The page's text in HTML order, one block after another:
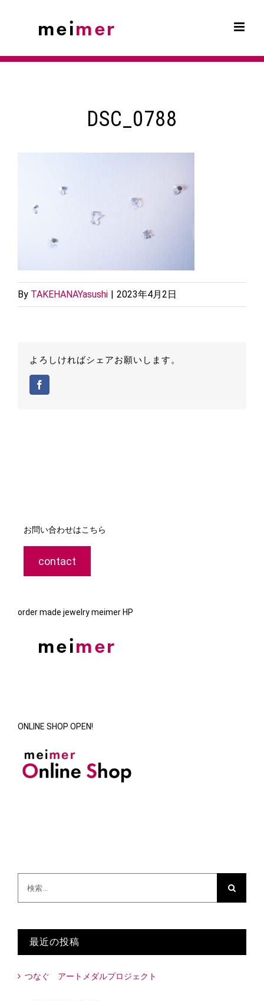
DSC_0788
By TAKEHANAYasushi | 2023年4月2日
よろしければシェアお願いします。
お問い合わせはこちら
contact
order made jewelry meimer HP
ONLINE SHOP OPEN!
最近の投稿
つなぐ アートメダルプロジェクト